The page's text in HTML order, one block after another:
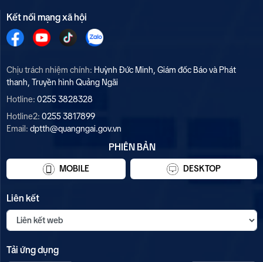
Kết nối mạng xã hội
Chịu trách nhiệm chính: Huỳnh Đức Minh, Giám đốc Báo và Phát
thanh, Truyền hình Quảng Ngãi
Hotline: 0255 3828328
Hotline2: 0255 3817899
Email: dptth@quangngai.gov.vn
PHIÊN BẢN
MOBILE DESKTOP
Liên kết
Tải ứng dụng